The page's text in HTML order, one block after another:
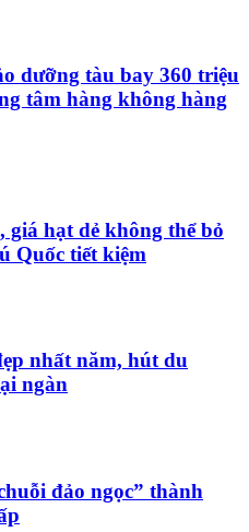
dưỡng tàu bay 360 triệu
tâm hàng không hàng
hạt dẻ không thể bỏ
Quốc tiết kiệm
nhất năm, hút du
ngàn
đảo ngọc” thành